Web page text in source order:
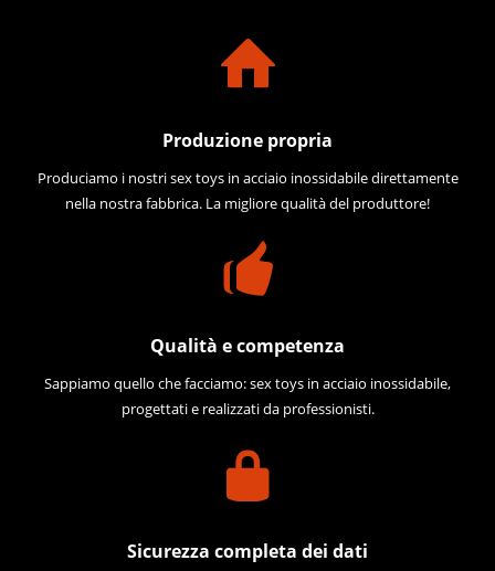
Produzione propria
Produciamo i nostri sex toys in acciaio inossidabile direttamente
nella nostra fabbrica. La migliore qualità del produttore!
Qualità e competenza
Sappiamo quello che facciamo: sex toys in acciaio inossidabile,
progettati e realizzati da professionisti.
Sicurezza completa dei dati